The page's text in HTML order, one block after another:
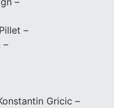
–
–
Gricic –